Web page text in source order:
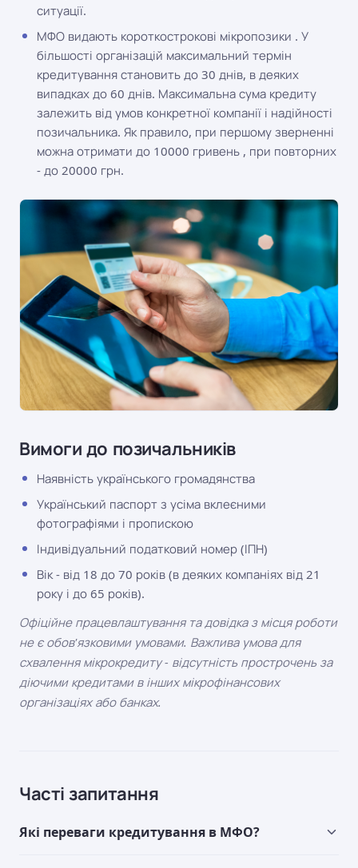
ситуації.
МФО видають короткострокові мікропозики . У
більшості організацій максимальний термін
кредитування становить до 30 днів, в деяких
випадках до 60 днів. Максимальна сума кредиту
залежить від умов конкретної компанії і надійності
позичальника. Як правило, при першому зверненні
можна отримати до 10000 гривень , при повторних
- до 20000 грн.
Вимоги до позичальників
Наявність українського громадянства
Український паспорт з усіма вклеєними
фотографіями і пропискою
Індивідуальний податковий номер (ІПН)
Вік - від 18 до 70 років (в деяких компаніях від 21
року і до 65 років).
Офіційне працевлаштування та довідка з місця роботи
не є обов'язковими умовами. Важлива умова для
схвалення мікрокредиту - відсутність прострочень за
діючими кредитами в інших мікрофінансових
організаціях або банках.
Часті запитання
Які переваги кредитування в МФО?